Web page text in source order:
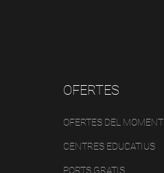
OFERTES
OFERTES DEL MOMENT
CENTRES EDUCATIUS
PORTS GRATIS